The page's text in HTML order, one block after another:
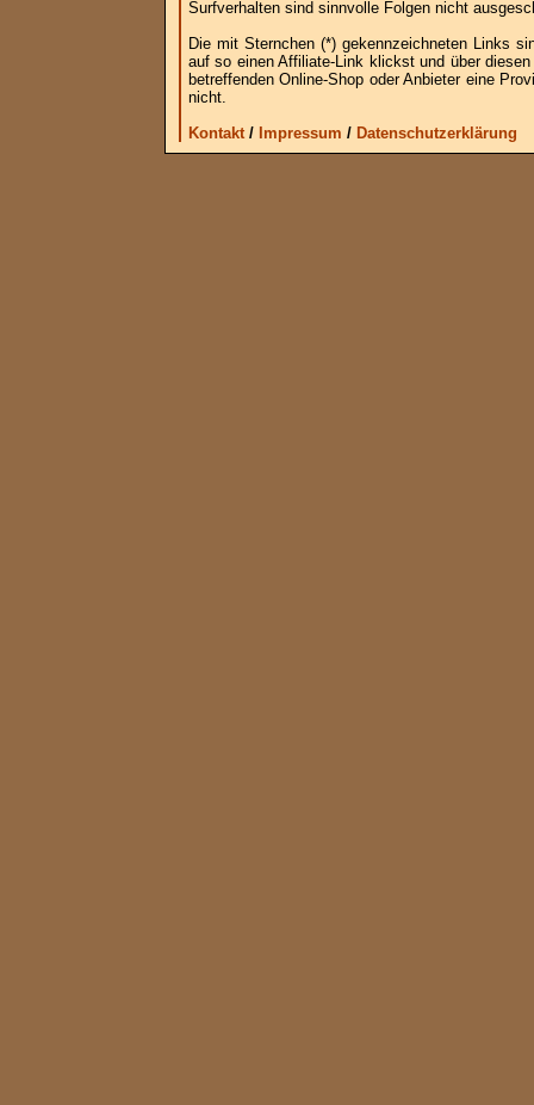
Surfverhalten sind sinnvolle Folgen nicht
Die mit Sternchen (*) gekennzeichneten Links
auf so einen Affiliate-Link klickst und über
betreffenden Online-Shop oder Anbieter eine
nicht.
Kontakt/ Impressum / Datenschutzerklärung